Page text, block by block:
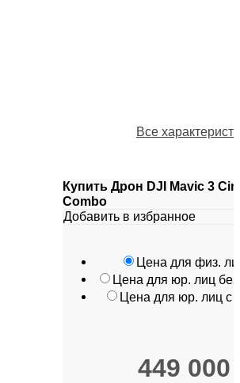
Все
Купить Дрон DJI Mavic 3
Combo
Добавить в избранное
Цена для физ.
Цена для юр. лиц
Цена для юр. лиц с
449 000